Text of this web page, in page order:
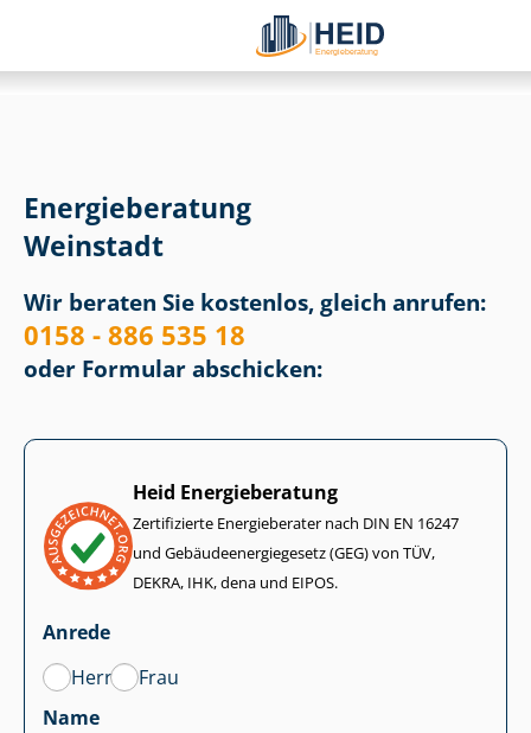
Energieberatung
Weinstadt
Wir beraten Sie kostenlos, gleich anrufen:
0158 - 886 535 18
oder Formular abschicken:
Heid Energieberatung
Zertifizierte Energieberater nach DIN EN 16247
und Ge­bäu­de­en­er­gie­ge­setz (GEG) von TÜV,
DEKRA, IHK, dena und EIPOS.
Anrede
Herr
Frau
Name